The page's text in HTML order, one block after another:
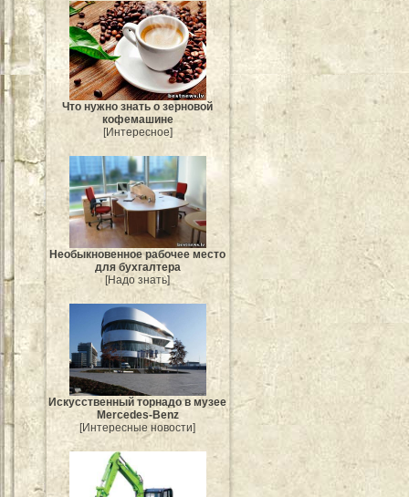
Что нужно знать о зерновой
кофемашине
[Интересное]
Необыкновенное рабочее место
для бухгалтера
[Надо знать]
Искусственный торнадо в музее
Mercedes-Benz
[Интересные новости]